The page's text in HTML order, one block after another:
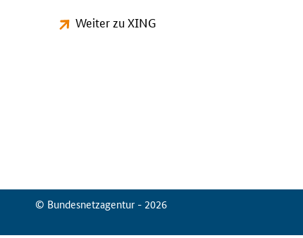
Weiter zu XING
© Bundesnetzagentur - 2026